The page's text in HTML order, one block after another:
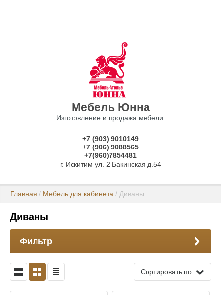
Мебель Юнна
Изготовление и продажа мебели.
+7 (903) 9010149
+7 (906) 9088565
+7(960)7854481
г. Искитим ул. 2 Бакинская д.54
Главная / Мебель для кабинета / Диваны
Диваны
Фильтр
Сортировать по: